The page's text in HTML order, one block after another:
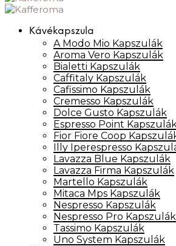
Kávékapszula
A Modo Mio Kapszulák
Aroma Vero Kapszulák
Bialetti Kapszulák
Caffitaly Kapszulák
Cafissimo Kapszulák
Cremesso Kapszulák
Dolce Gusto Kapszulák
Espresso Point
Fior Fiore Coop
Illy Iperespresso
Lavazza Blue Kapszulák
Lavazza Firma Kapszulák
Martello Kapszulák
Mitaca Mps Kapszulák
Nespresso Kapszulák
Nespresso Pro Kapszulák
Tassimo Kapszulák
Uno System Kapszulák